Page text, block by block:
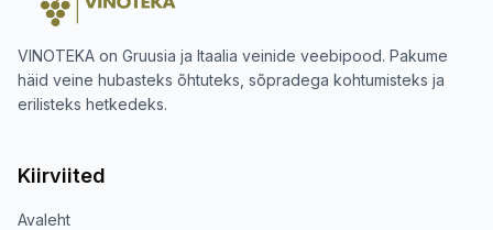
VINOTEKA on Gruusia ja Itaalia veinide veebipood. Pakume
häid veine hubasteks õhtuteks, sõpradega kohtumisteks ja
erilisteks hetkedeks.
Kiirviited
Avaleht